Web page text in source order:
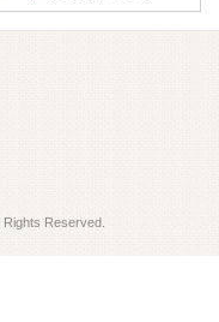
Reserved.